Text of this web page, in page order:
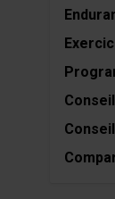
Packs
Packs
Packs
Packs
Packs